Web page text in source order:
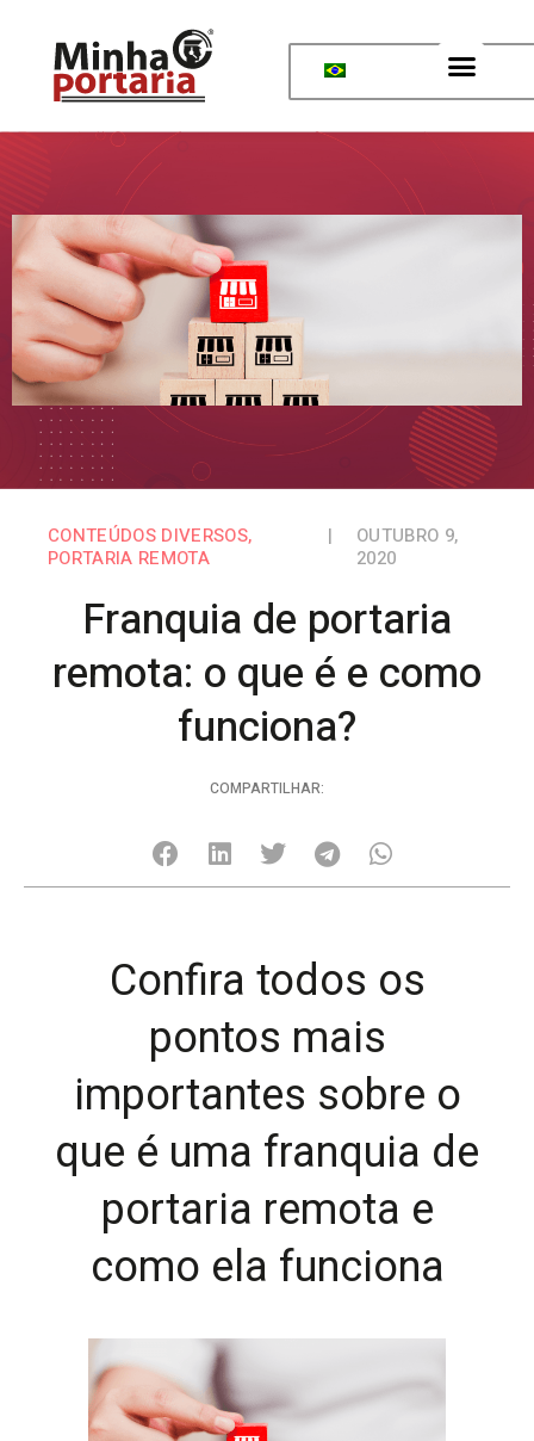
CONTEÚDOS DIVERSOS,
PORTARIA REMOTA
|
OUTUBRO 9,
2020
Franquia de portaria
remota: o que é e como
funciona?
COMPARTILHAR:
Confira todos os
pontos mais
importantes sobre o
que é uma franquia de
portaria remota e
como ela funciona